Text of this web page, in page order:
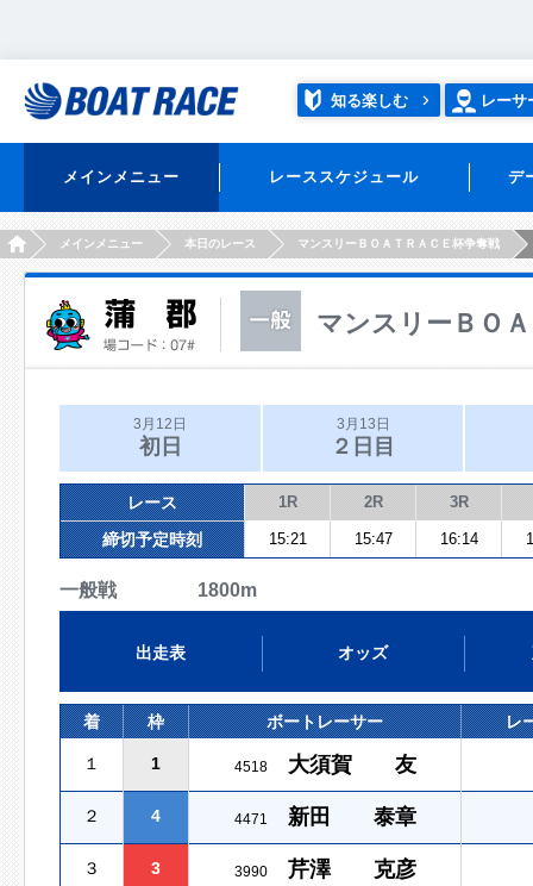
知る楽しむ レーサ
メインメニュー レーススケジュール デ
HOMEメインメニュー 本日のレース マンスリーＢＯＡＴＲＡＣＥ杯争奪戦
マンスリーＢＯ
3月12日
初日
3月13日
２日目
レース 1R 2R 3R
締切予定時刻 15:21 15:47 16:14
一般戦 1800m
出走表 オッズ
着 枠 ボートレーサー レ
１ 1 4518 大須賀 友
２ 4 4471 新田 泰章
３ 3 3990 芹澤 克彦